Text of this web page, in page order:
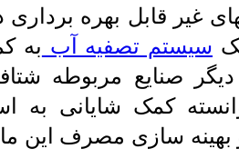
غیر قابل بهره
سیستم تصفیه آب به
صنایع مربوطه
کمک شایانی به
سازی مصرف این